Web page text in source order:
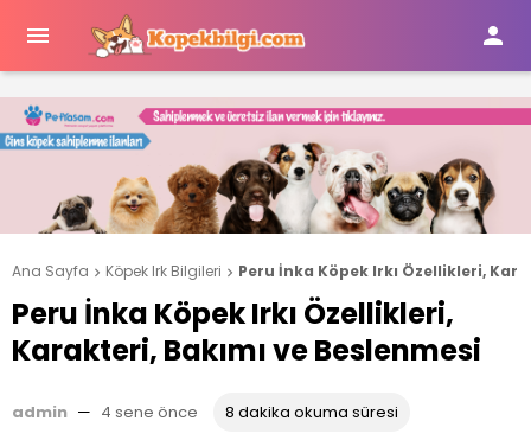
 
Ana Sayfa  Köpek Irk Bilgileri  Peru İnka Köpek Irkı Özellikleri,
Peru İnka Köpek Irkı Özellikleri,
Karakteri, Bakımı ve Beslenmesi
admin — 4 sene önce 8 dakika okuma süresi